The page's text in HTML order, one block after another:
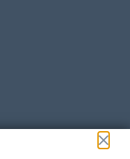
della vicinanza
spostarsi